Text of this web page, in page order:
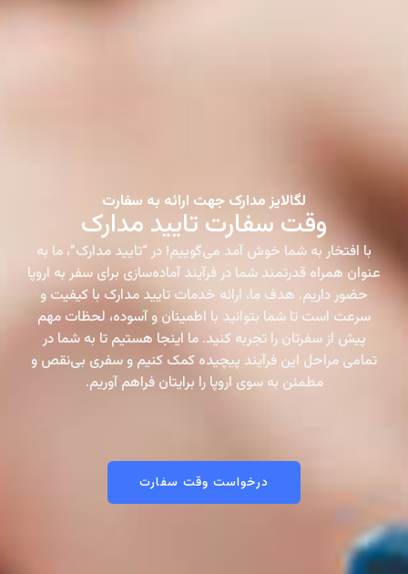
لگالایز مدارک جهت ارائه به سفارت
وقت سفارت تایید مدارک
با افتخار به شما خوش آمد می‌گوییم! در “تایید مدارک”، ما به
عنوان همراه قدرتمند شما در فرآیند آماده‌سازی برای سفر به اروپا
حضور داریم. هدف ما، ارائه خدمات تایید مدارک با کیفیت و
سرعت است تا شما بتوانید با اطمینان و آسوده، لحظات مهم
پیش از سفرتان را تجربه کنید. ما اینجا هستیم تا به شما در
تمامی مراحل این فرآیند پیچیده کمک کنیم و سفری بی‌نقص و
مطمئن به سوی اروپا را برایتان فراهم آوریم.
درخواست وقت سفارت